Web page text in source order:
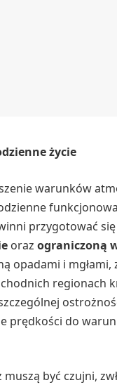
życie
warunków
przygotować
oraz ograniczoną
opadami i mgłami,
regionach
prędkości do
być czujni,